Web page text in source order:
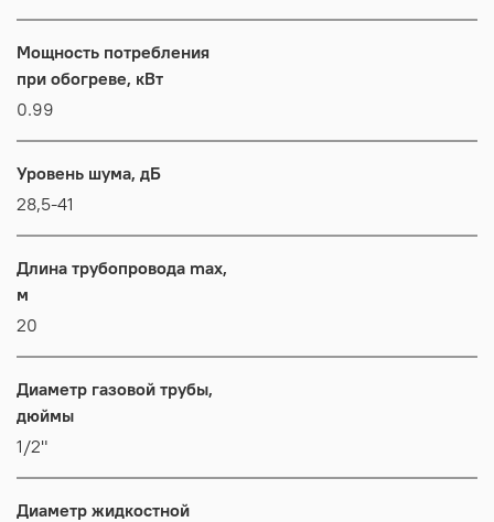
Мощность потребления
при обогреве, кВт
0.99
Уровень шума, дБ
28,5-41
Длина трубопровода max,
м
20
Диаметр газовой трубы,
дюймы
1/2"
Диаметр жидкостной